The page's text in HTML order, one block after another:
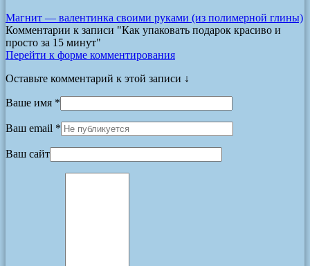
Магнит — валентинка своими руками (из полимерной глины)
Комментарии к записи "Как упаковать подарок красиво и
просто за 15 минут"
Перейти к форме комментирования
Оставьте комментарий к этой записи ↓
Ваше имя *
Ваш email *
Ваш сайт